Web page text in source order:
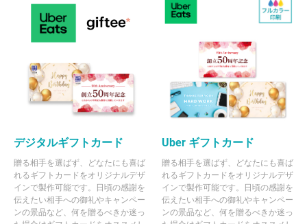
デジタルギフトカード
贈る相手を選ばず、どなたにも喜ば
れるギフトカードをオリジナルデザ
インで製作可能です。日頃の感謝を
伝えたい相手への御礼やキャンペー
ンの景品など、何を贈るべきか迷っ
Uber ギフトカード
贈る相手を選ばず、どなたにも喜ば
れるギフトカードをオリジナルデザ
インで製作可能です。日頃の感謝を
伝えたい相手への御礼やキャンペー
ンの景品など、何を贈るべきか迷っ